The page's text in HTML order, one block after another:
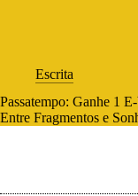
Escrita
Passatempo: Ganhe 1
Entre Fragmentos e